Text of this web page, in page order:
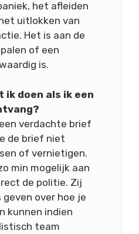
het afleiden
uitlokken van
Het is aan de
of een
is.
ik doen als ik een
verdachte brief
de brief niet
of vernietigen.
min mogelijk aan
de politie. Zij
over hoe je
kunnen indien
team